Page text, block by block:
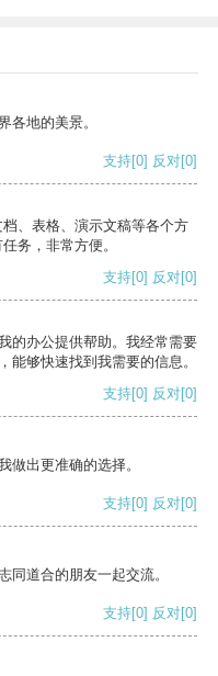
各地的美景。
支持[0] 反对[0]
、表格、演示文稿等各个方
务，非常方便。
支持[0] 反对[0]
的办公提供帮助。我经常需要
能够快速找到我需要的信息。
支持[0] 反对[0]
做出更准确的选择。
支持[0] 反对[0]
同道合的朋友一起交流。
支持[0] 反对[0]